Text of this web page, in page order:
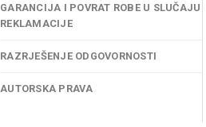
GARANCIJA I POVRAT ROBE U SLUČAJU
REKLAMACIJE
RAZRJEŠENJE ODGOVORNOSTI
AUTORSKA PRAVA